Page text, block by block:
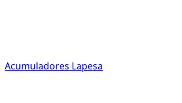
Acumuladores Lapesa